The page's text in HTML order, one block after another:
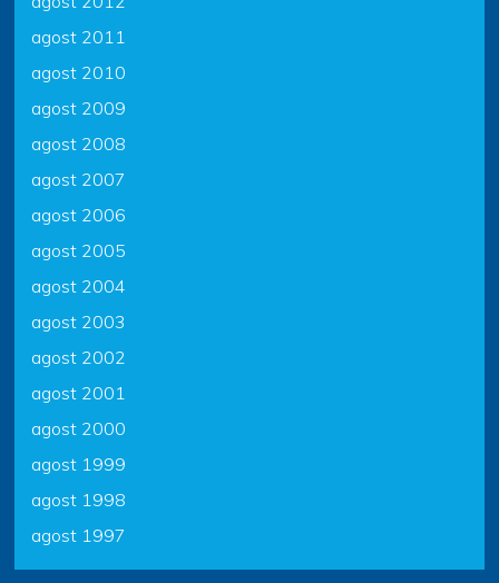
agost 2011
agost 2010
agost 2009
agost 2008
agost 2007
agost 2006
agost 2005
agost 2004
agost 2003
agost 2002
agost 2001
agost 2000
agost 1999
agost 1998
agost 1997